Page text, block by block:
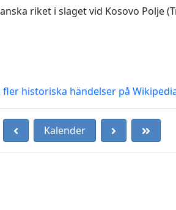
riket i slaget vid Kosovo Polje
historiska händelser på
Kalender